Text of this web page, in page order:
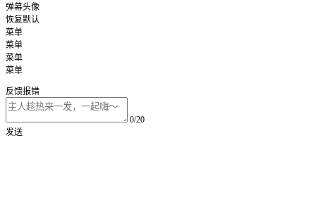
弹幕头像
恢复默认
菜单
菜单
菜单
菜单
反馈报错
0/20
发送